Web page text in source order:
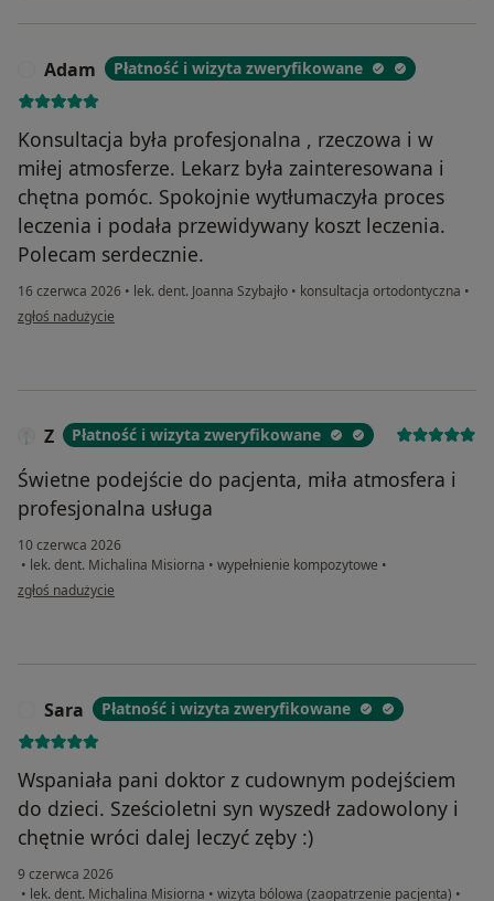
Adam Płatność i wizyta zweryfikowane
Konsultacja była profesjonalna , rzeczowa i w
miłej atmosferze. Lekarz była zainteresowana i
chętna pomóc. Spokojnie wytłumaczyła proces
leczenia i podała przewidywany koszt leczenia.
Polecam serdecznie.
16 czerwca 2026 • lek. dent. Joanna Szybajło • konsultacja ortodontyczna •
w opinii użytkownika Adam
zgłoś nadużycie
Z Płatność i wizyta zweryfikowane
Świetne podejście do pacjenta, miła atmosfera i
profesjonalna usługa
10 czerwca 2026
• lek. dent. Michalina Misiorna • wypełnienie kompozytowe •
w opinii użytkownika Z
zgłoś nadużycie
Sara Płatność i wizyta zweryfikowane
Wspaniała pani doktor z cudownym podejściem
do dzieci. Sześcioletni syn wyszedł zadowolony i
chętnie wróci dalej leczyć zęby :)
9 czerwca 2026
• lek. dent. Michalina Misiorna • wizyta bólowa (zaopatrzenie pacjenta) •